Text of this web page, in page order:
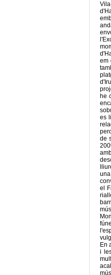
em
he
es
de
el
En
i